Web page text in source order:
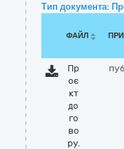
Тип документа:
ФАЙЛ
Пр
оє
кт
до
го
во
ру.